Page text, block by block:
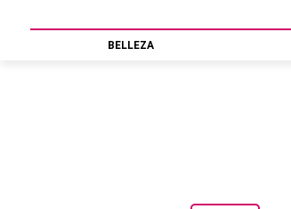
BELLEZA